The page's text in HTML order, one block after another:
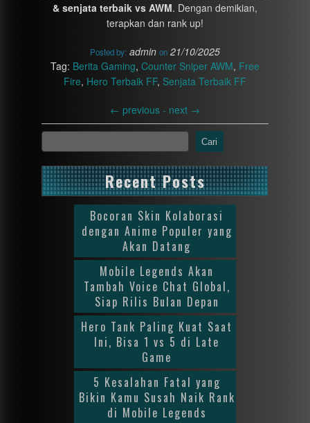
& senjata terbaik vs AWM. Dengan demikian,
terapkan dan rank up!
Posted by: admin on 21/10/2025
Tag: Berita Gaming, Counter Sniper AWM, Free
Fire, Hero Terbaik FF, Senjata Terbaik FF
← previous - next →
Cari
Recent Posts
Bocoran Skin Kolaborasi
dengan Anime Populer yang
Akan Datang
Mobile Legends Akan
Tambah Voice Chat Global,
Siap Rilis Bulan Depan
Hero Tank Paling Kuat Saat
Ini, Bisa 1 vs 5 di Late
Game
5 Kesalahan Fatal yang
Bikin Kamu Susah Naik Rank
di Mobile Legends